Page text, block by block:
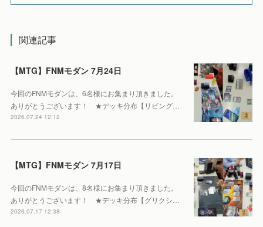
関連記事
【MTG】FNMモダン 7月24日
今回のFNMモダンは、6名様にお集まり頂きました。
ありがとうございます！ ★デッキ分布【リビング…
2026.07.24 12:12
【MTG】FNMモダン 7月17日
今回のFNMモダンは、8名様にお集まり頂きました。
ありがとうございます！ ★デッキ分布【グリクシ…
2026.07.17 12:38